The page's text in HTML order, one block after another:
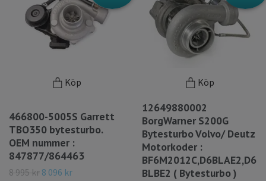
Köp
466800-5005S Garrett
TBO350 bytesturbo.
OEM nummer :
847877/864463
8 995 kr 8 096 kr
Köp
12649880002
BorgWarner S200G
Bytesturbo Volvo/ Deutz
Motorkoder :
BF6M2012C,D6BLAE2,D6
BLBE2 ( Bytesturbo )